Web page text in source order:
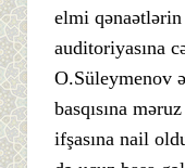
elmi
auditoriyasına
O.Süleymenov
basqısına
ifşasına nail